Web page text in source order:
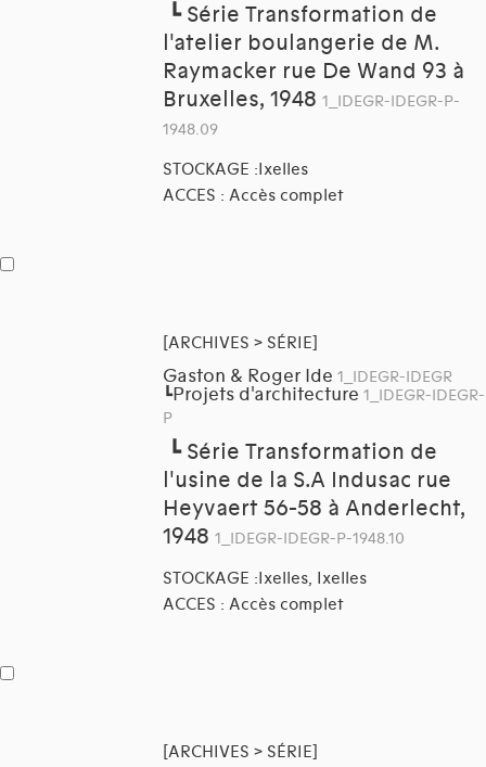
┗ Série Transformation de
l'atelier boulangerie de M.
Raymacker rue De Wand 93 à
Bruxelles, 1948 1_IDEGR-IDEGR-P-
1948.09
STOCKAGE :Ixelles
ACCES : Accès complet
[ARCHIVES > SÉRIE]
Gaston & Roger Ide 1_IDEGR-IDEGR
┗Projets d'architecture 1_IDEGR-IDEGR-
P
┗ Série Transformation de
l'usine de la S.A Indusac rue
Heyvaert 56-58 à Anderlecht,
1948 1_IDEGR-IDEGR-P-1948.10
STOCKAGE :Ixelles, Ixelles
ACCES : Accès complet
[ARCHIVES > SÉRIE]